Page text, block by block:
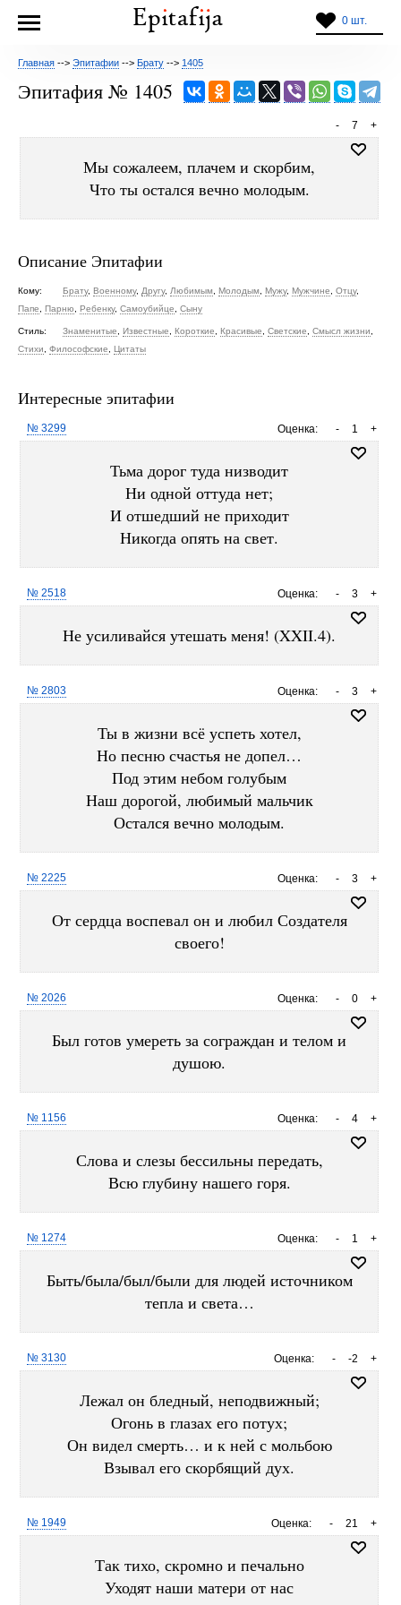
0 шт.
Главная --> Эпитафии --> Брату --> 1405
Эпитафия № 1405
+
7
-
Мы сожалеем, плачем и скорбим,
Что ты остался вечно молодым.
Описание Эпитафии
Кому: Брату, Военному, Другу, Любимым Молодым Мужу, Мужчине Отцу,
Папе
Парню Ребенку, Самоубийце Сыну
Стиль: Знаменитые Известные Короткие Красивые Светские Смысл жизни
Стихи
Философские Цитаты
Интересные эпитафии
Оценка: +
1
-
№ 3299
Тьма дорог туда низводит
Ни одной оттуда нет;
И отшедший не приходит
Никогда опять на свет.
Оценка: +
3
-
№ 2518
Не усиливайся утешать меня! (XXII.4).
Оценка: +
3
-
№ 2803
Ты в жизни всё успеть хотел,
Но песню счастья не допел…
Под этим небом голубым
Наш дорогой, любимый мальчик
Остался вечно молодым.
Оценка: +
3
-
№ 2225
От сердца воспевал он и любил Создателя
своего!
Оценка: +
0
-
№ 2026
Был готов умереть за сограждан и телом и
душою.
Оценка: +
4
-
№ 1156
Слова и слезы бессильны передать,
Всю глубину нашего горя.
Оценка: +
1
-
№ 1274
Быть/была/был/были для людей источником
тепла и света…
Оценка: +
-2
-
№ 3130
Лежал он бледный, неподвижный;
Огонь в глазах его потух;
Он видел смерть… и к ней с мольбою
Взывал его скорбящий дух.
Оценка: +
21
-
№ 1949
Так тихо, скромно и печально
Уходят наши матери от нас